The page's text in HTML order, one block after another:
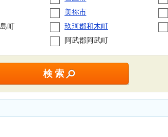
美祢市
町 玖珂郡和木町
阿武郡阿武町